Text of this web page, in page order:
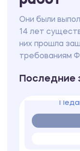
Они были
14 лет
них прошла
требованиям
Последние